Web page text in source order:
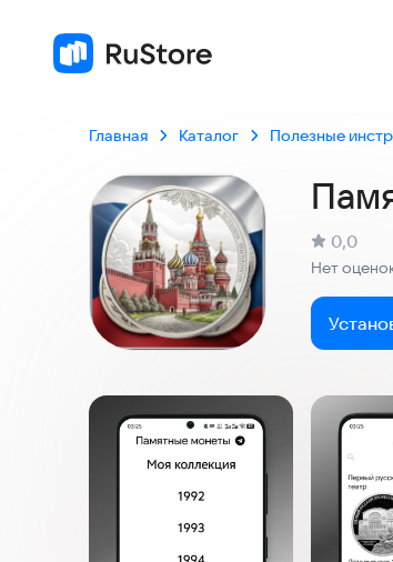
Главная Каталог Полезные
Рейтинг:
0,0
Нет
Скриншоты